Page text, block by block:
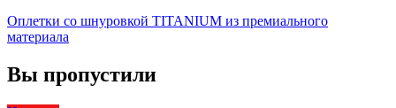
Оплетки со шнуровкой TITANIUM из премиального
материала
Вы пропустили